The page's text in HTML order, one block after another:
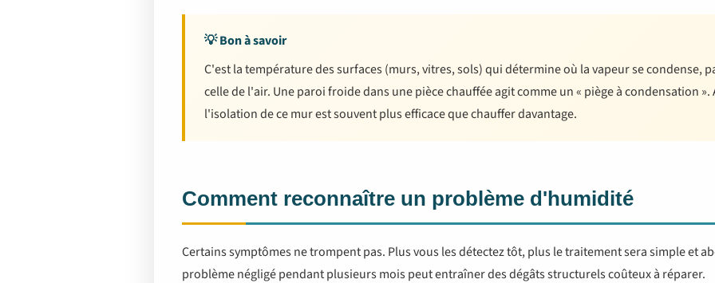
💡 Bon à savoir
C'est la température des surfaces (murs, vitres, sols) qui détermine où la vapeur se condense,
celle de l'air. Une paroi froide dans une pièce chauffée agit comme un « piège à condensation
l'isolation de ce mur est souvent plus efficace que chauffer davantage.
Comment reconnaître un problème d'humidité
Certains symptômes ne trompent pas. Plus vous les détectez tôt, plus le traitement sera simple et
problème négligé pendant plusieurs mois peut entraîner des dégâts structurels coûteux à réparer.